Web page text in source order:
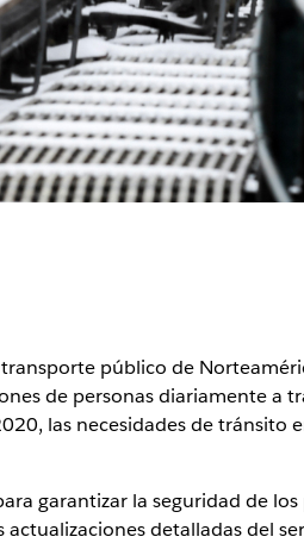
transporte público de
de personas diariamente a
las necesidades de
garantizar la seguridad de
detalladas del